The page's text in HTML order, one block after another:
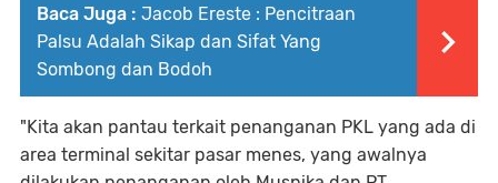
Baca Juga : Jacob Ereste : Pencitraan
Palsu Adalah Sikap dan Sifat Yang
Sombong dan Bodoh
"Kita akan pantau terkait penanganan PKL yang ada di
area terminal sekitar pasar menes, yang awalnya